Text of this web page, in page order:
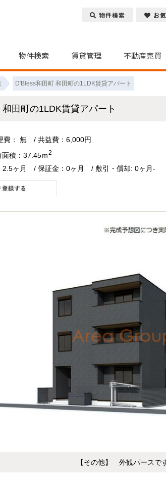
物件検索 お
物件検索 賃貸管理 不動産売買
D'Bless和田町 和田町の1LDK賃貸アパート
田町の1LDK賃貸アパート
費： 無 / 共益費：6,000円
積：37.45ｍ2
ヶ月 / 保証金：0ヶ月 / 敷引・償却: 0ヶ月-
【その他】 外観パースで